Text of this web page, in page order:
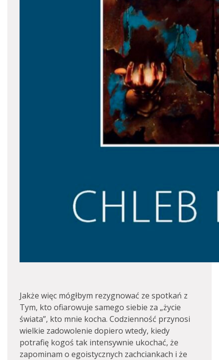
Jakże więc mógłbym rezygnować ze spotkań z
Tym, kto ofiarowuje samego siebie za „życie
świata”, kto mnie kocha. Codzienność przynosi
wielkie zadowolenie dopiero wtedy, kiedy
potrafię kogoś tak intensywnie ukochać, że
zapominam o egoistycznych zachciankach i że